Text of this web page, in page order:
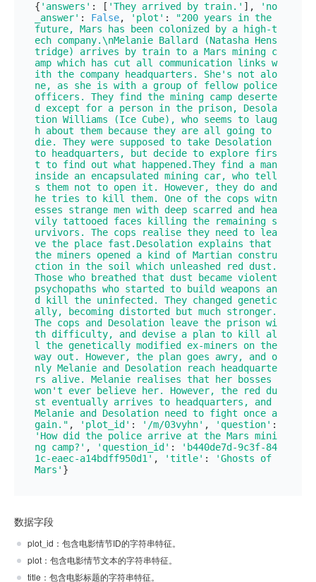
{ 'answers' : [ 'They arrived by train.' ],
'no
_answer' : False, 'plot' :
"200 years in the
future, Mars has been colonized by a high-t
ech company.\nMelanie Ballard (Natasha Hens
tridge) arrives by train to a Mars mining c
amp which has cut all communication links w
ith the company headquarters. She's not alo
ne, as she is with a group of fellow police
officers. They find the mining camp deserte
d except for a person in the prison, Desola
tion Williams (Ice Cube), who seems to laug
h about them because they are all going to
die. They were supposed to take Desolation
to headquarters, but decide to explore firs
t to find out what happened.They find a man
inside an encapsulated mining car, who tell
s them not to open it. However, they do and
he tries to kill them. One of the cops witn
esses strange men with deep scarred and hea
vily tattooed faces killing the remaining s
urvivors. The cops realise they need to lea
ve the place fast.Desolation explains that
the miners opened a kind of Martian constru
ction in the soil which unleashed red dust.
Those who breathed that dust became violent
psychopaths who started to build weapons an
d kill the uninfected. They changed genetic
ally, becoming distorted but much stronger.
The cops and Desolation leave the prison wi
th difficulty, and devise a plan to kill al
l the genetically modified ex-miners on the
way out. However, the plan goes awry, and o
nly Melanie and Desolation reach headquarte
rs alive. Melanie realises that her bosses
won't ever believe her. However, the red du
st eventually arrives to headquarters, and
Melanie and Desolation need to fight once a
gain." , 'plot_id' : '/m/03vyhn' , 'question'
'How did the police arrive at the Mars mini
ng camp?' , 'question_id' :
'b440de7d-9c3f-84
1c-eaec-a14bdff950d1' , 'title' :
'Ghosts of
Mars'
数据字段
plot_id：包含电影情节ID的字符串特征。
plot：包含电影情节文本的字符串特征。
title：包含电影标题的字符串特征。